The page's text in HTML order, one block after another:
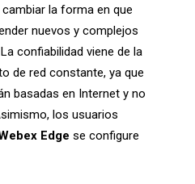
la forma en que
nuevos y complejos
confiabilidad viene de la
de red constante, ya que
basadas en Internet y no
los usuarios
Edge se configure